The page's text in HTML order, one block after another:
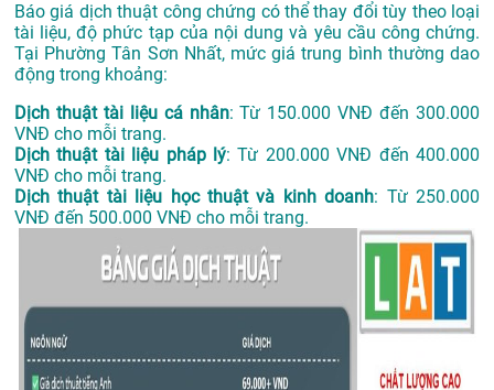
Báo giá dịch thuật công chứng có thể thay đổi tùy theo loại
tài liệu, độ phức tạp của nội dung và yêu cầu công chứng.
Tại Phường Tân Sơn Nhất, mức giá trung bình thường dao
động trong khoảng:
Dịch thuật tài liệu cá nhân: Từ 150.000 VNĐ đến 300.000
VNĐ cho mỗi trang.
Dịch thuật tài liệu pháp lý: Từ 200.000 VNĐ đến 400.000
VNĐ cho mỗi trang.
Dịch thuật tài liệu học thuật và kinh doanh: Từ 250.000
VNĐ đến 500.000 VNĐ cho mỗi trang.